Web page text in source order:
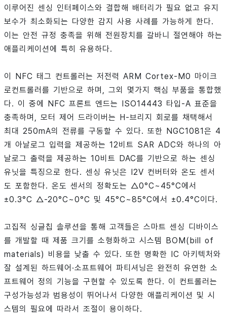
이루어진 센싱 인터페이스와 결합해 배터리가 필요 없고 유지
보수가 최소화되는 다양한 감지 사용 사례를 가능하게 한다.
이는 안전 규정 충족을 위해 전원장치를 갈바니 절연해야 하는
애플리케이션에 특히 유용하다.
이 NFC 태그 컨트롤러는 저전력 ARM Cortex-M0 마이크
로컨트롤러를 기반으로 하며, 그외 몇가지 핵심 부품을 통합했
다. 이 중에 NFC 프론트 엔드는 ISO14443 타입-A 표준을
충족하며, 모터 제어 드라이버는 H-브리지 회로를 채택해서
최대 250mA의 전류를 구동할 수 있다. 또한 NGC1081은 4
개 아날로그 입력을 제공하는 12비트 SAR ADC와 하나의 아
날로그 출력을 제공하는 10비트 DAC를 기반으로 하는 센싱
유닛을 특징으로 한다. 센싱 유닛은 I2V 컨버터와 온도 센서
도 포함한다. 온도 센서의 정확도는 △0°C~45°C에서
±0.3°C △-20°C~0°C 및 45°C~85°C에서 ±0.4°C이다.
고집적 싱글칩 솔루션을 통해 고객들은 스마트 센싱 디바이스
를 개발할 때 제품 크기를 소형화하고 시스템 BOM(bill of
materials) 비용을 낮출 수 있다. 또한 명확한 IC 아키텍처와
잘 설계된 하드웨어·소프트웨어 파티셔닝은 완전히 유연한 소
프트웨어 정의 기능을 구현할 수 있도록 한다. 이 컨트롤러는
구성가능성과 범용성이 뛰어나서 다양한 애플리케이션 및 시
스템의 필요에 따라서 조절이 용이하다.